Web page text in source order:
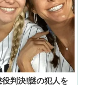
役判決!謎の犯人を